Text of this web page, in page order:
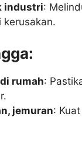
industri:
kerusakan.
rumah:
jemuran: